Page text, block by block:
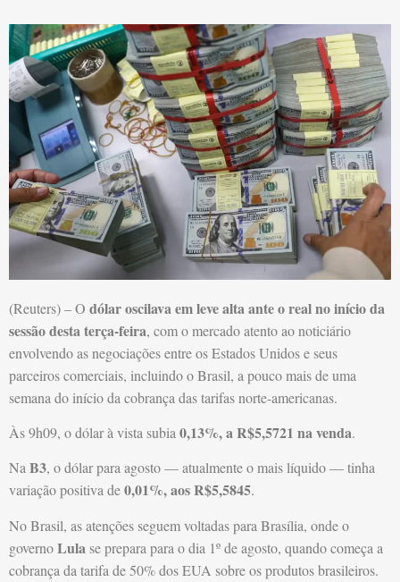
(Reuters) – O dólar oscilava em leve alta ante o real no início da
sessão desta terça-feira, com o mercado atento ao noticiário
envolvendo as negociações entre os Estados Unidos e seus
parceiros comerciais, incluindo o Brasil, a pouco mais de uma
semana do início da cobrança das tarifas norte-americanas.
Às 9h09, o dólar à vista subia 0,13%, a R$5,5721 na venda.
NaB3, o dólar para agosto — atualmente o mais líquido — tinha
variação positiva de0,01%, aos R$5,5845.
No Brasil, as atenções seguem voltadas para Brasília, onde o
governoLula se prepara para o dia 1º de agosto, quando começa a
cobrança da tarifa de 50% dos EUA sobre os produtos brasileiros.